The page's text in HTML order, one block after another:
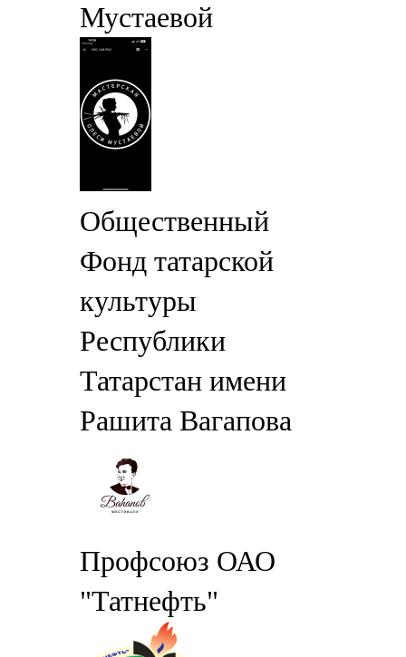
Мустаевой
Общественный
Фонд татарской
культуры
Республики
Татарстан имени
Рашита Вагапова
Профсоюз ОАО
"Татнефть"